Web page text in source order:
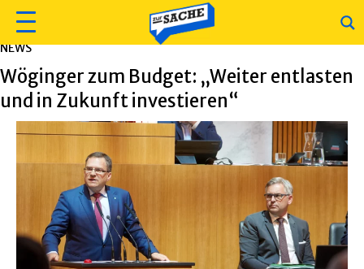
NEWS
Wöginger zum Budget: „Weiter entlasten
und in Zukunft investieren“